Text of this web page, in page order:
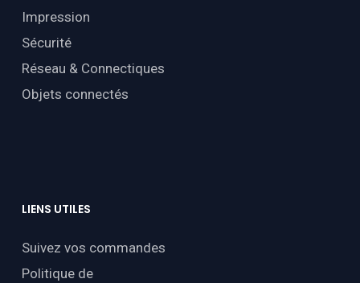
Impression
Sécurité
Réseau & Connectiques
Objets connectés
LIENS UTILES
Suivez vos commandes
Politique de